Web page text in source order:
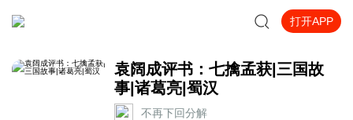
打开APP
袁阔成评书：七擒孟获|三国故
事|诸葛亮|蜀汉
不再下回分解